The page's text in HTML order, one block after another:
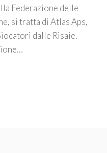
Federazione delle
si tratta di Atlas Aps,
dalle Risaie.